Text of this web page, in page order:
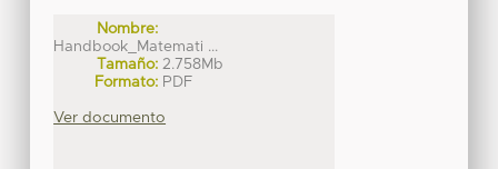
Nombre:
Handbook_Matemati ...
Tamaño: 2.758Mb
Formato: PDF
Ver documento